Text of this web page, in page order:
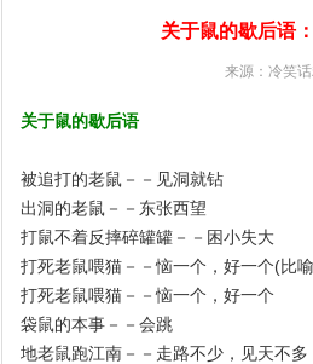
关于鼠的歇后语
来源： 冷笑
关于鼠的歇后语
被追打的老鼠－－见洞就钻
出洞的老鼠－－东张西望
打鼠不着反摔碎罐罐－－困小失大
打死老鼠喂猫－－恼一个，好一个(比
打死老鼠喂猫－－恼一个，好一个
袋鼠的本事－－会跳
地老鼠跑江南－－走路不少，见天不多